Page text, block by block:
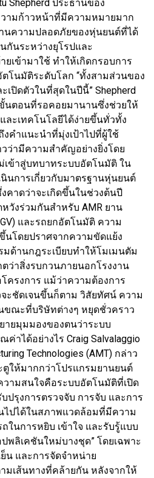
Shepherd ประธานของ
วามก้าวหน้าที่มีความหมายมาก
นความปลอดภัยของหุ่นยนต์ที่ได้
กันระหว่างยุโรปและ
ยเข้ามาใช้ ทำให้เกิดกรอบการ
โนมัติระดับโลก “ทั้งสามส่วนของ
เปิดตัวในที่สุดในปีนี้” Shepherd
ขั้นตอนที่รอคอยมานานซึ่งช่วยให้
ะเทคโนโลยีได้ง่ายขึ้นทั่วทั้ง
คำแนะนำที่มุ่งเป้าไปที่ผู้ใช้
วว่ามีความสำคัญอย่างยิ่งโดย
เข้าสู่บทบาทระบบอัตโนมัติ ใน
นินการเกี่ยวกับมาตรฐานหุ่นยนต์
คาดว่าจะเกิดขึ้นในช่วงต้นปี
วังร่วมกันสำหรับ AMR ยาน
และรถยกอัตโนมัติ ความ
นโดยปราศจากความขัดแย้ง
มด้านกฎระเบียบทำให้โมเมนตัม
ว่าสิ่งรบกวนภายนอกโรงงาน
ครงการ แม้ว่าความต้องการ
ะชัดเจนขึ้นก็ตาม วิสัยทัศน์ ความ
ขณะที่บริษัทต่างๆ หยุดชั่วคราว
ายมุมมองของตนว่าระบบ
าได้อย่างไร Craig Salvalaggio
Technologies (AMT) กล่าว
ตูให้มากกว่าโปรแกรมยานยนต์
วามสนใจคือระบบอัตโนมัติที่เปิด
ปรุงการตรวจจับ การจับ และการ
ไปได้ในสภาพแวดล้อมที่มีความ
ในการหยิบ เข้าใจ และรับรู้แบบ
พลิเคชันใหม่บางชุด” โดยเฉพาะ
น และการจัดจำหน่าย
ามเส้นทางที่คล้ายกัน หลังจากให้